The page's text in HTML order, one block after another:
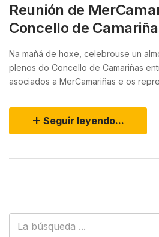
Reunión de
Concello de
Na mañá de hoxe, celebrouse un
plenos do Concello de Camariñas
asociados a MerCamariñas e os
Seguir leyendo...